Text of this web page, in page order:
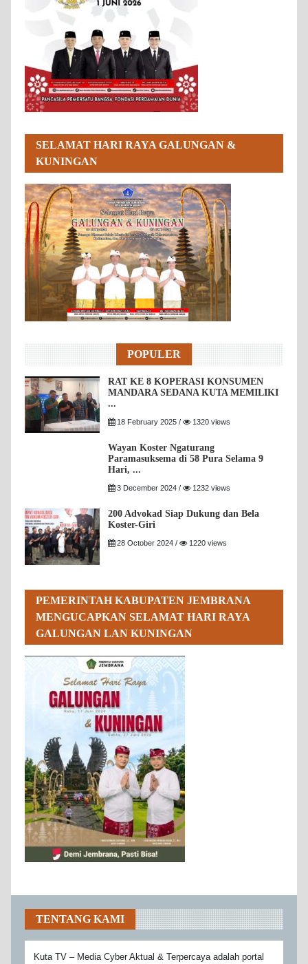
SELAMAT HARI RAYA GALUNGAN &
KUNINGAN
POPULER
RAT KE 8 KOPERASI KONSUMEN
MANDARA SEDANA KUTA MEMILIKI
...
18 February 2025 / 1320 views
Wayan Koster Ngaturang
Paramasuksema di 58 Pura Selama 9
Hari, ...
3 December 2024 / 1232 views
200 Advokad Siap Dukung dan Bela
Koster-Giri
28 October 2024 / 1220 views
PEMERINTAH KABUPATEN JEMBRANA
MENGUCAPKAN SELAMAT HARI RAYA
GALUNGAN LAN KUNINGAN
TENTANG KAMI
Kuta TV – Media Cyber Aktual & Terpercaya adalah portal